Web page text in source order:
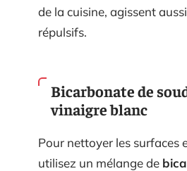
de la cuisine, agissent
répulsifs.
Bicarbonate de
vinaigre blanc
Pour nettoyer les surfaces
utilisez un mélange de